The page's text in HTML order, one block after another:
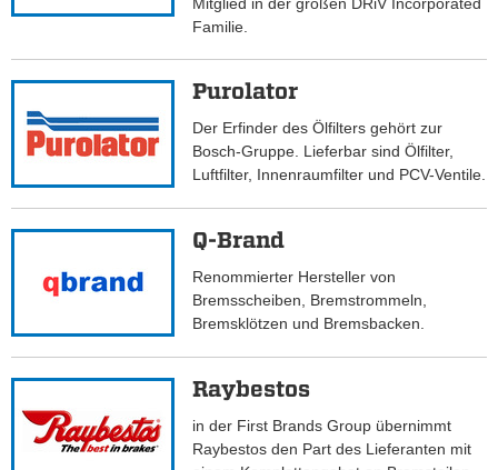
Familie.
Purolator
Der Erfinder des Ölfilters gehört zur
Bosch-Gruppe. Lieferbar sind Ölfilter,
Luftfilter, Innenraumfilter und PCV-Ventile.
Q-Brand
Renommierter Hersteller von
Bremsscheiben, Bremstrommeln,
Bremsklötzen und Bremsbacken.
Raybestos
in der First Brands Group übernimmt
Raybestos den Part des Lieferanten mit